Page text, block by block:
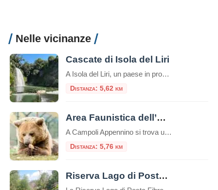
Nelle vicinanze
Cascate di Isola del Liri
A Isola del Liri, un paese in provincia di Frosinone, il fiume Liri forma due cascate: la Cascata Grande e la Cascata del Valcatoio (o, anticamente, del Gualcatojo).Il fiume Liri, nel centro cittadino, si biforca in due bracci all’altezza del castello Boncompagni – Viscogliosi, formando ciascuno un salto. Il braccio sinistro del fiume alimenta la […]
Distanza: 5,62 km
Area Faunistica dell’Orso a Campoli Appennino
A Campoli Appennino si trova un’Area Faunistica dell’Orso, all’interno del “Tomolo”. Il Tomolo è una suggestiva dolina carsica che si trova al centro del paese.La dolina, per le sue dimensioni (diametro m. 630, profondità m. 130, privo d’inghiottitoio) e per il suo aspetto grandioso, può essere annoverata tra le maggiori del Lazio e l’unica che […]
Distanza: 5,76 km
Riserva Lago di Posta Fibreno